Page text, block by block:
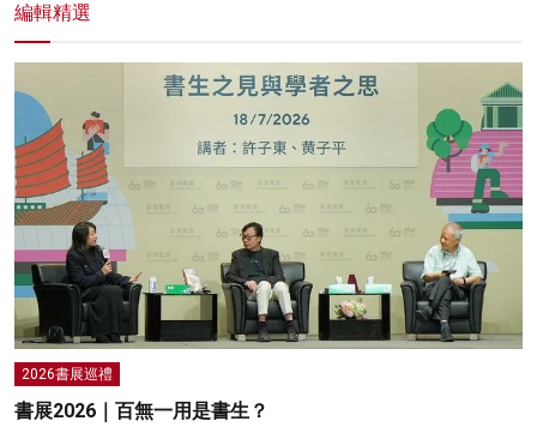
編輯精選
2026書展巡禮
書展2026｜百無一用是書生？